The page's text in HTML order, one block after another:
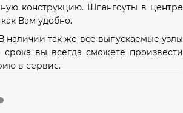
конструкцию. Шпангоуты в центре
Вам удобно.
наличии так же все выпускаемые узлы
срока вы всегда сможете произвести
в сервис.